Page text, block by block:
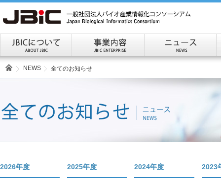
NEWS 全てのお知らせ
2026年度 2025年度 2024年度 2023